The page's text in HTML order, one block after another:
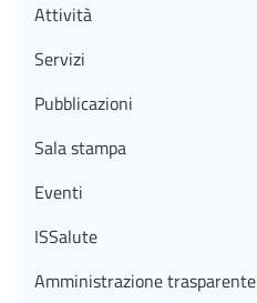
Attività
Servizi
Pubblicazioni
Sala stampa
Eventi
ISSalute
Amministrazione trasparente